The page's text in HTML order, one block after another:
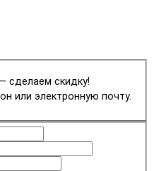
сделаем скидку!
или электронную почту.